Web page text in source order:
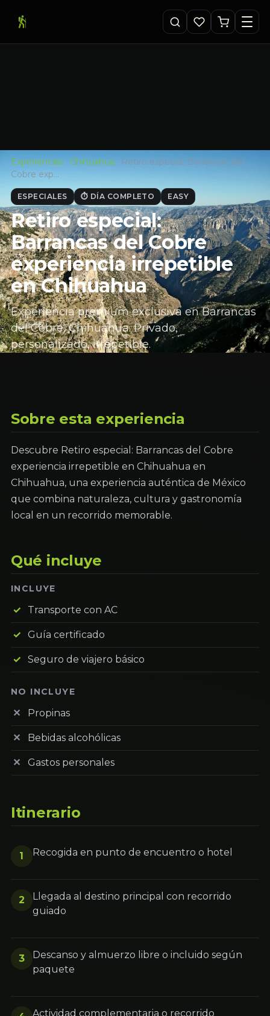
Experiencias · Chihuahua · Retiro especial: Barrancas del
Cobre exp…
ESPECIALES ⏱ DÍA COMPLETO EASY
Retiro especial:
Barrancas del Cobre
experiencia irrepetible
en Chihuahua
Experiencia premium exclusiva en Barrancas
del Cobre, Chihuahua. Privado,
personalizado, irrepetible.
Sobre esta experiencia
Descubre Retiro especial: Barrancas del Cobre
experiencia irrepetible en Chihuahua en
Chihuahua, una experiencia auténtica de México
que combina naturaleza, cultura y gastronomía
local en un recorrido memorable.
Qué incluye
INCLUYE
Transporte con AC
Guía certificado
Seguro de viajero básico
NO INCLUYE
Propinas
Bebidas alcohólicas
Gastos personales
Itinerario
1 Recogida en punto de encuentro o hotel
2
Llegada al destino principal con recorrido
guiado
3
Descanso y almuerzo libre o incluido según
paquete
Actividad complementaria o recorrido